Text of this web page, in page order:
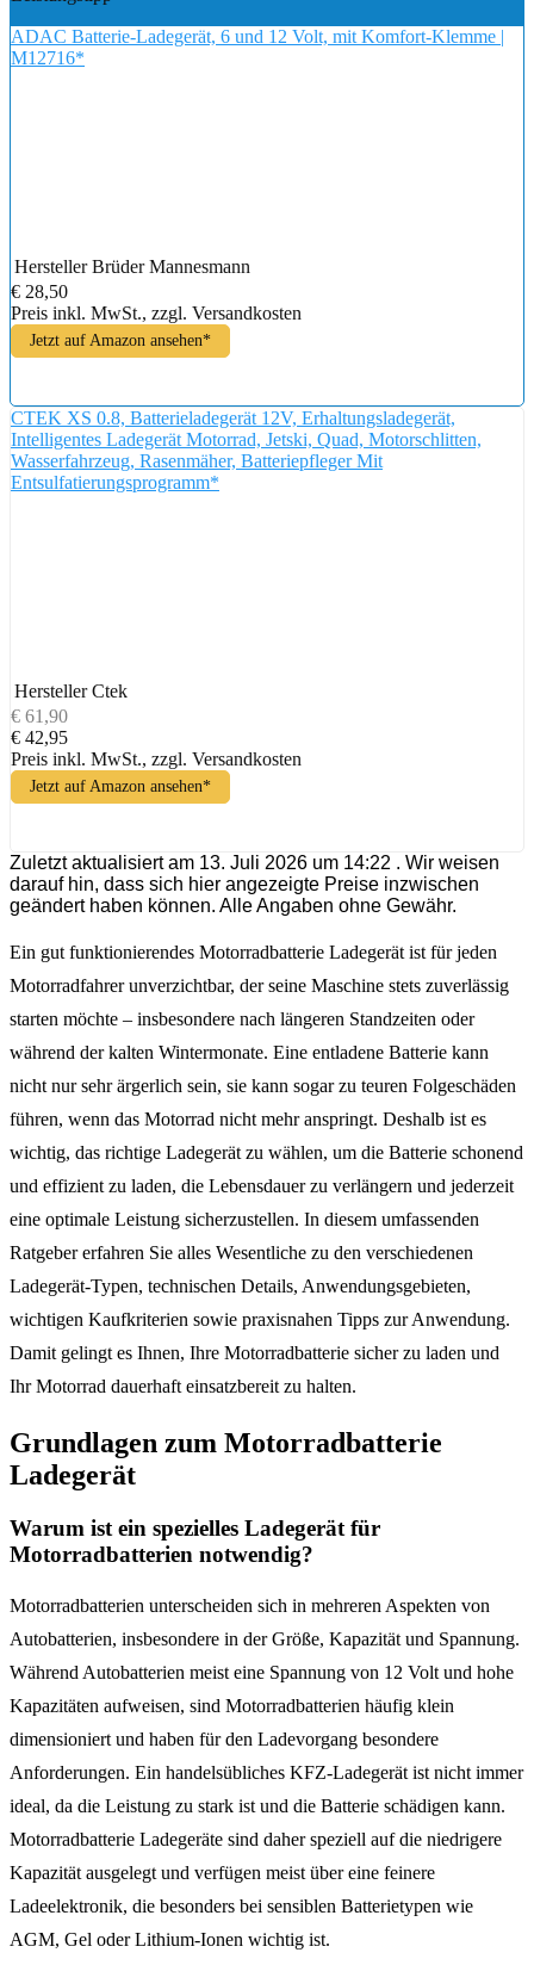
ADAC Batterie-Ladegerät, 6 und 12 Volt, mit Komfort-Klemme |
M12716*
Hersteller Brüder Mannesmann
€ 28,50
Preis inkl. MwSt., zzgl. Versandkosten
Jetzt auf Amazon ansehen*
CTEK XS 0.8, Batterieladegerät 12V, Erhaltungsladegerät,
Intelligentes Ladegerät Motorrad, Jetski, Quad, Motorschlitten,
Wasserfahrzeug, Rasenmäher, Batteriepfleger Mit
Entsulfatierungsprogramm*
Hersteller Ctek
€ 61,90
€ 42,95
Preis inkl. MwSt., zzgl. Versandkosten
Jetzt auf Amazon ansehen*
Zuletzt aktualisiert am 13. Juli 2026 um 14:22 . Wir weisen
darauf hin, dass sich hier angezeigte Preise inzwischen
geändert haben können. Alle Angaben ohne Gewähr.
Ein gut funktionierendes Motorradbatterie Ladegerät ist für jeden
Motorradfahrer unverzichtbar, der seine Maschine stets zuverlässig
starten möchte – insbesondere nach längeren Standzeiten oder
während der kalten Wintermonate. Eine entladene Batterie kann
nicht nur sehr ärgerlich sein, sie kann sogar zu teuren Folgeschäden
führen, wenn das Motorrad nicht mehr anspringt. Deshalb ist es
wichtig, das richtige Ladegerät zu wählen, um die Batterie schonend
und effizient zu laden, die Lebensdauer zu verlängern und jederzeit
eine optimale Leistung sicherzustellen. In diesem umfassenden
Ratgeber erfahren Sie alles Wesentliche zu den verschiedenen
Ladegerät-Typen, technischen Details, Anwendungsgebieten,
wichtigen Kaufkriterien sowie praxisnahen Tipps zur Anwendung.
Damit gelingt es Ihnen, Ihre Motorradbatterie sicher zu laden und
Ihr Motorrad dauerhaft einsatzbereit zu halten.
Grundlagen zum Motorradbatterie
Ladegerät
Warum ist ein spezielles Ladegerät für
Motorradbatterien notwendig?
Motorradbatterien unterscheiden sich in mehreren Aspekten von
Autobatterien, insbesondere in der Größe, Kapazität und Spannung.
Während Autobatterien meist eine Spannung von 12 Volt und hohe
Kapazitäten aufweisen, sind Motorradbatterien häufig klein
dimensioniert und haben für den Ladevorgang besondere
Anforderungen. Ein handelsübliches KFZ-Ladegerät ist nicht immer
ideal, da die Leistung zu stark ist und die Batterie schädigen kann.
Motorradbatterie Ladegeräte sind daher speziell auf die niedrigere
Kapazität ausgelegt und verfügen meist über eine feinere
Ladeelektronik, die besonders bei sensiblen Batterietypen wie
AGM, Gel oder Lithium-Ionen wichtig ist.